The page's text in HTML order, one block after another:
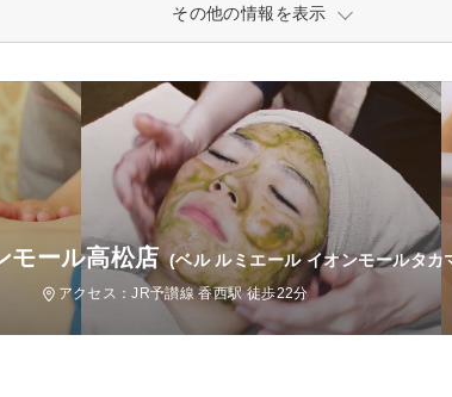
その他の情報を表示
モール高松店 (ベル ルミエール イオンモールタカ
アクセス：JR予讃線 香西駅 徒歩22分